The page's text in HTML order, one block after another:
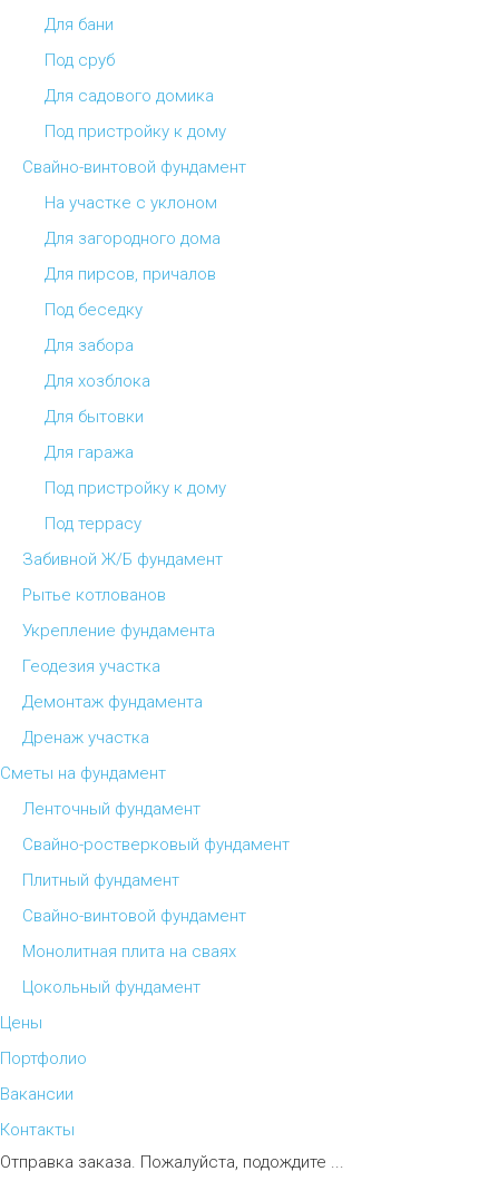
Для бани
Под сруб
Для садового домика
Под пристройку к дому
Свайно-винтовой фундамент
На участке с уклоном
Для загородного дома
Для пирсов, причалов
Под беседку
Для забора
Для хозблока
Для бытовки
Для гаража
Под пристройку к дому
Под террасу
Забивной Ж/Б фундамент
Рытье котлованов
Укрепление фундамента
Геодезия участка
Демонтаж фундамента
Дренаж участка
Сметы на фундамент
Ленточный фундамент
Свайно-ростверковый фундамент
Плитный фундамент
Свайно-винтовой фундамент
Монолитная плита на сваях
Цокольный фундамент
Цены
Портфолио
Вакансии
Контакты
Отправка заказа. Пожалуйста, подождите ...